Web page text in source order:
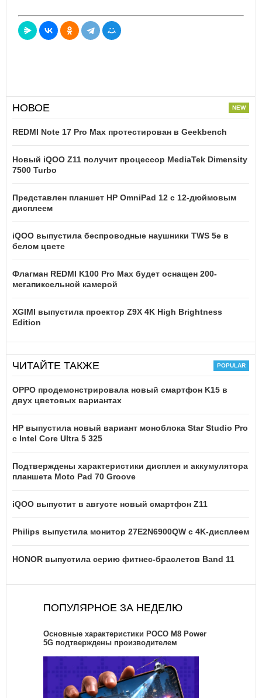
НОВОЕ
REDMI Note 17 Pro Max протестирован в Geekbench
Новый iQOO Z11 получит процессор MediaTek Dimensity
7500 Turbo
Представлен планшет HP OmniPad 12 с 12-дюймовым
дисплеем
iQOO выпустила беспроводные наушники TWS 5e в
белом цвете
Флагман REDMI K100 Pro Max будет оснащен 200-
мегапиксельной камерой
XGIMI выпустила проектор Z9X 4K High Brightness
Edition
ЧИТАЙТЕ ТАКЖЕ
OPPO продемонстрировала новый смартфон K15 в
двух цветовых вариантах
HP выпустила новый вариант моноблока Star Studio Pro
с Intel Core Ultra 5 325
Подтверждены характеристики дисплея и аккумулятора
планшета Moto Pad 70 Groove
iQOO выпустит в августе новый смартфон Z11
Philips выпустила монитор 27E2N6900QW с 4K-дисплеем
HONOR выпустила серию фитнес-браслетов Band 11
ПОПУЛЯРНОЕ ЗА НЕДЕЛЮ
Основные характеристики POCO M8 Power
5G подтверждены производителем